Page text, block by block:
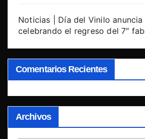
Noticias | Día del Vinilo
celebrando el regreso del 7″
Comentarios Recientes
Archivos